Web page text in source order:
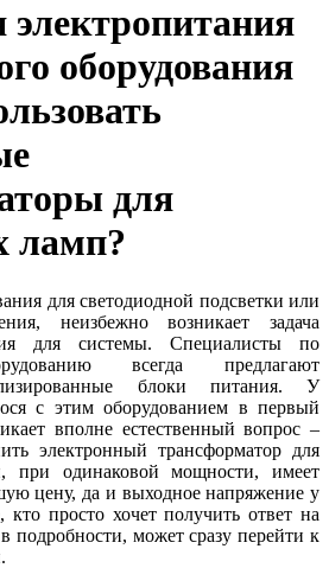
оборудования
для
ламп?
для светодиодной подсветки или
неизбежно возникает задача
для системы. Специалисты по
всегда предлагают
блоки питания. У
с этим оборудованием в первый
вполне естественный вопрос –
электронный трансформатор для
при одинаковой мощности, имеет
цену, да и выходное напряжение у
кто просто хочет получить ответ на
подробности, может сразу перейти к